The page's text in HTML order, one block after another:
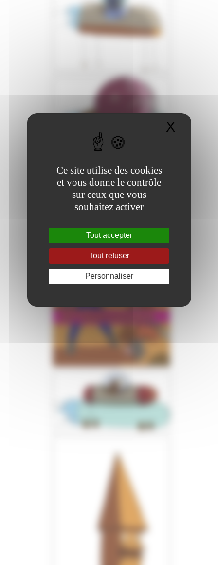
Ce site utilise des cookies
et vous donne le contrôle
sur ceux que vous
souhaitez activer
Tout accepter
Tout refuser
Personnaliser
X